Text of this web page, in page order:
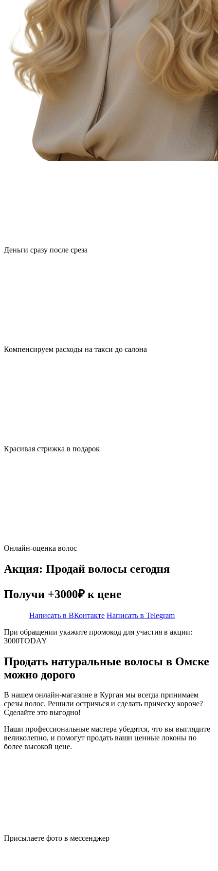
Деньги сразу после среза
Компенсируем расходы на такси до салона
Красивая стрижка в подарок
Онлайн-оценка волос
Акция: Продай волосы сегодня
Получи +3000₽ к цене
Написать в ВКонтакте Написать в Telegram
При обращении укажите промокод для участия в акции:
3000TODAY
Продать натуральные волосы в Омске
можно дорого
В нашем онлайн-магазине в Курган мы всегда принимаем
срезы волос. Решили остричься и сделать прическу короче?
Сделайте это выгодно!
Наши профессиональные мастера убедятся, что вы выглядите
великолепно, и помогут продать ваши ценные локоны по
более высокой цене.
Присылаете фото в мессенджер